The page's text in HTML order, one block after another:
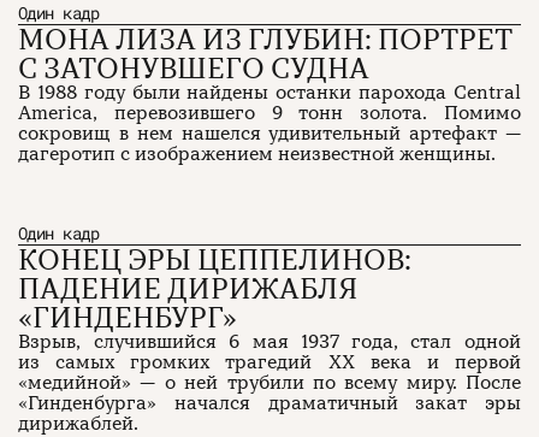
Один кадр
МОНА ЛИЗА ИЗ ГЛУБИН: ПОРТРЕТ
С ЗАТОНУВШЕГО СУДНА
В 1988 году были найдены останки парохода Central
America, перевозившего 9 тонн золота. Помимо
сокровищ в нем нашелся удивительный артефакт —
дагеротип с изображением неизвестной женщины.
Один кадр
КОНЕЦ ЭРЫ ЦЕППЕЛИНОВ:
ПАДЕНИЕ ДИРИЖАБЛЯ
«ГИНДЕНБУРГ»
Взрыв, случившийся 6 мая 1937 года, стал одной
из самых громких трагедий XX века и первой
«медийной» — о ней трубили по всему миру. После
«Гинденбурга» начался драматичный закат эры
дирижаблей.